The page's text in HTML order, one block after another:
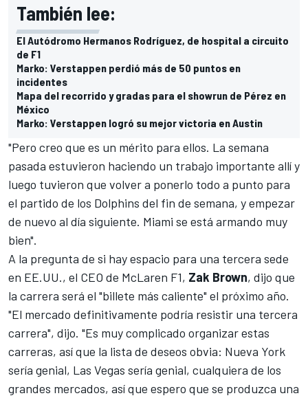
También lee:
El Autódromo Hermanos Rodríguez, de hospital a circuito
de F1
Marko: Verstappen perdió más de 50 puntos en
incidentes
Mapa del recorrido y gradas para el showrun de Pérez en
México
Marko: Verstappen logró su mejor victoria en Austin
"Pero creo que es un mérito para ellos. La semana
pasada estuvieron haciendo un trabajo importante allí y
luego tuvieron que volver a ponerlo todo a punto para
el partido de los Dolphins del fin de semana, y empezar
de nuevo al día siguiente. Miami se está armando muy
bien".
A la pregunta de si hay espacio para una tercera sede
en EE.UU., el CEO de McLaren F1, Zak Brown, dijo que
la carrera será el "billete más caliente" el próximo año.
"El mercado definitivamente podría resistir una tercera
carrera", dijo. "Es muy complicado organizar estas
carreras, así que la lista de deseos obvia: Nueva York
sería genial, Las Vegas sería genial, cualquiera de los
grandes mercados, así que espero que se produzca una